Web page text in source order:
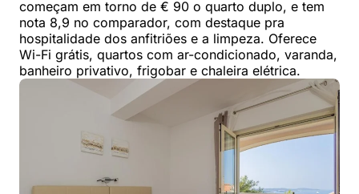
começam em torno de € 90 o quarto duplo, e tem
nota 8,9 no comparador, com destaque pra
hospitalidade dos anfitriões e a limpeza. Oferece
Wi-Fi grátis, quartos com ar-condicionado, varanda,
banheiro privativo, frigobar e chaleira elétrica.